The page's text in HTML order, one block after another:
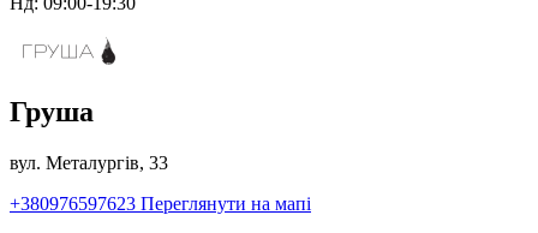
Груша
вул. Металургів, 33
+380976597623 Переглянути на мапі